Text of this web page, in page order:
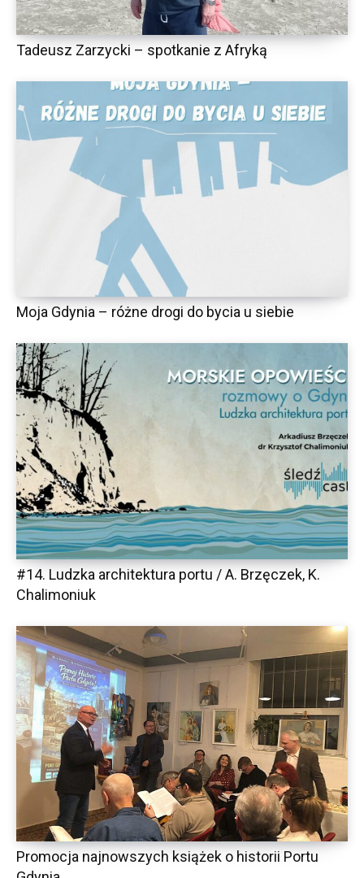
Tadeusz Zarzycki – spotkanie z Afryką
Moja Gdynia – różne drogi do bycia u siebie
#14. Ludzka architektura portu / A. Brzęczek, K.
Chalimoniuk
Promocja najnowszych książek o historii Portu